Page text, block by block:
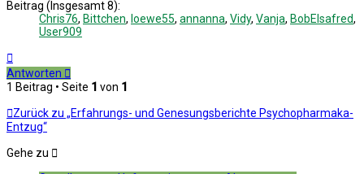
Beitrag (Insgesamt 8):
Chris76, Bittchen, loewe55, annanna, Vidy, Vanja, BobElsafred,
User909
oben
Antworten
1 Beitrag • Seite 1 von 1
Zurück zu „Erfahrungs- und Genesungsberichte Psychopharmaka-
Entzug“
Gehe zu